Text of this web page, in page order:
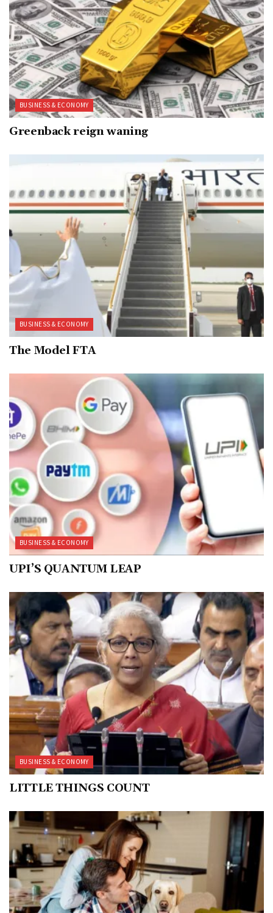
BUSINESS & ECONOMY
Greenback reign waning
BUSINESS & ECONOMY
The Model FTA
BUSINESS & ECONOMY
UPI’S QUANTUM LEAP
BUSINESS & ECONOMY
LITTLE THINGS COUNT